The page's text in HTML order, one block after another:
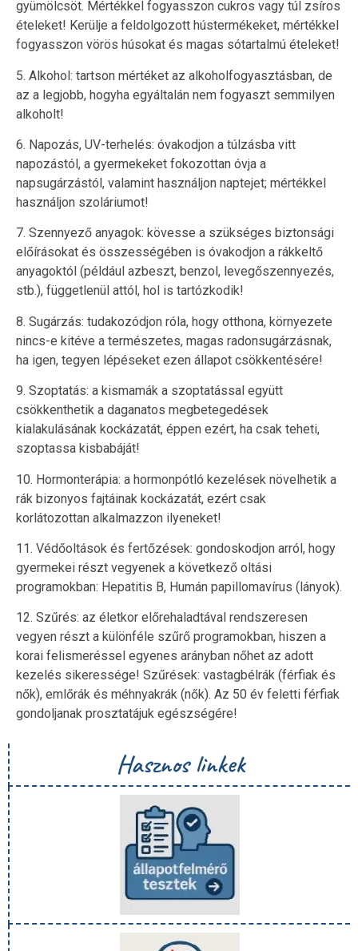
gyümölcsöt. Mértékkel fogyasszon cukros vagy túl zsíros
ételeket! Kerülje a feldolgozott hústermékeket, mértékkel
fogyasszon vörös húsokat és magas sótartalmú ételeket!
5. Alkohol: tartson mértéket az alkoholfogyasztásban, de
az a legjobb, hogyha egyáltalán nem fogyaszt semmilyen
alkoholt!
6. Napozás, UV-terhelés: óvakodjon a túlzásba vitt
napozástól, a gyermekeket fokozottan óvja a
napsugárzástól, valamint használjon naptejet; mértékkel
használjon szoláriumot!
7. Szennyező anyagok: kövesse a szükséges biztonsági
előírásokat és összességében is óvakodjon a rákkeltő
anyagoktól (például azbeszt, benzol, levegőszennyezés,
stb.), függetlenül attól, hol is tartózkodik!
8. Sugárzás: tudakozódjon róla, hogy otthona, környezete
nincs-e kitéve a természetes, magas radonsugárzásnak,
ha igen, tegyen lépéseket ezen állapot csökkentésére!
9. Szoptatás: a kismamák a szoptatással együtt
csökkenthetik a daganatos megbetegedések
kialakulásának kockázatát, éppen ezért, ha csak teheti,
szoptassa kisbabáját!
10. Hormonterápia: a hormonpótló kezelések növelhetik a
rák bizonyos fajtáinak kockázatát, ezért csak
korlátozottan alkalmazzon ilyeneket!
11. Védőoltások és fertőzések: gondoskodjon arról, hogy
gyermekei részt vegyenek a következő oltási
programokban: Hepatitis B, Humán papillomavírus (lányok).
12. Szűrés: az életkor előrehaladtával rendszeresen
vegyen részt a különféle szűrő programokban, hiszen a
korai felismeréssel egyenes arányban nőhet az adott
kezelés sikeressége! Szűrések: vastagbélrák (férfiak és
nők), emlőrák és méhnyakrák (nők). Az 50 év feletti férfiak
gondoljanak prosztatájuk egészségére!
Hasznos linkek